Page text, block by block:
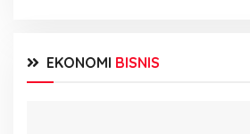
EKONOMI BISNIS